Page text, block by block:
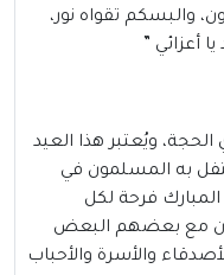
والبسكم تقواه نور،
أعزائي ”
ويُعتبر هذا العيد
به المسلمون في
فرحة لكل
مع بعضهم البعض
والأسرة والأحباب